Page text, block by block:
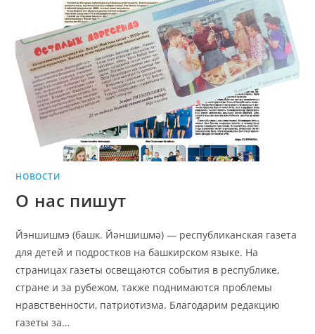
НОВОСТИ
О нас пишут
Йэншишмэ (башк. Йәншишмә) — республиканская газета
для детей и подростков на башкирском языке. На
страницах газеты освещаются события в республике,
стране и за рубежом, также поднимаются проблемы
нравственности, патриотизма. Благодарим редакцию
газеты за…